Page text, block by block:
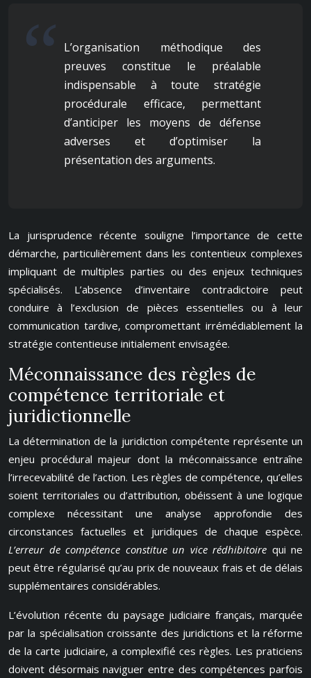
L’organisation méthodique des
preuves constitue le préalable
indispensable à toute stratégie
procédurale efficace, permettant
d’anticiper les moyens de défense
adverses et d’optimiser la
présentation des arguments.
La jurisprudence récente souligne l’importance de cette
démarche, particulièrement dans les contentieux complexes
impliquant de multiples parties ou des enjeux techniques
spécialisés. L’absence d’inventaire contradictoire peut
conduire à l’exclusion de pièces essentielles ou à leur
communication tardive, compromettant irrémédiablement la
stratégie contentieuse initialement envisagée.
Méconnaissance des règles de
compétence territoriale et
juridictionnelle
La détermination de la juridiction compétente représente un
enjeu procédural majeur dont la méconnaissance entraîne
l’irrecevabilité de l’action. Les règles de compétence, qu’elles
soient territoriales ou d’attribution, obéissent à une logique
complexe nécessitant une analyse approfondie des
circonstances factuelles et juridiques de chaque espèce.
L’erreur de compétence constitue un vice rédhibitoire qui ne
peut être régularisé qu’au prix de nouveaux frais et de délais
supplémentaires considérables.
L’évolution récente du paysage judiciaire français, marquée
par la spécialisation croissante des juridictions et la réforme
de la carte judiciaire, a complexifié ces règles. Les praticiens
doivent désormais naviguer entre des compétences parfois